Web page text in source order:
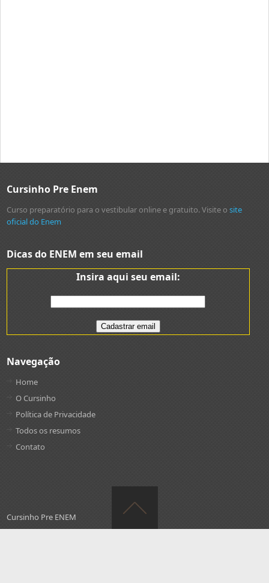
Cursinho Pre Enem
Curso preparatório para o vestibular online e gratuito. Visite osite
oficial do Enem
Dicas do ENEM em seu email
Insira aqui seu email:
Navegação
Home
O Cursinho
Política de Privacidade
Todos os resumos
Contato
Cursinho Pre ENEM